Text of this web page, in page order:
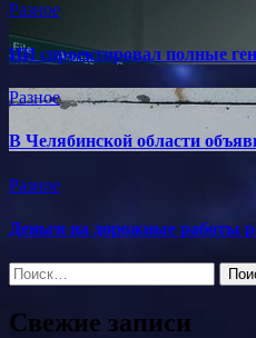
Разное
ИИ спроектировал полные
Разное
В Челябинской области
Разное
Деньги на дорожные работы
Найти:
Свежие записи